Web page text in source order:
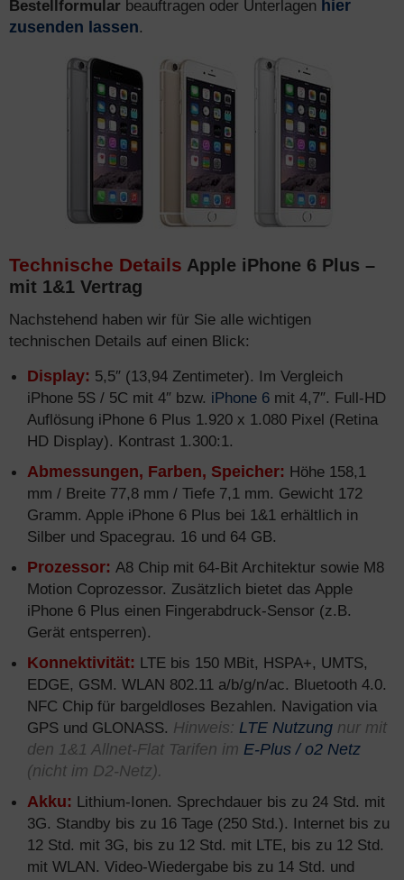
Bestellformular beauftragen oder Unterlagen hier
zusenden lassen.
Technische Details Apple iPhone 6 Plus –
mit 1&1 Vertrag
Nachstehend haben wir für Sie alle wichtigen
technischen Details auf einen Blick:
Display: 5,5″ (13,94 Zentimeter). Im Vergleich
iPhone 5S / 5C mit 4″ bzw. iPhone 6 mit 4,7″. Full-HD
Auflösung iPhone 6 Plus 1.920 x 1.080 Pixel (Retina
HD Display). Kontrast 1.300:1.
Abmessungen, Farben, Speicher: Höhe 158,1
mm / Breite 77,8 mm / Tiefe 7,1 mm. Gewicht 172
Gramm. Apple iPhone 6 Plus bei 1&1 erhältlich in
Silber und Spacegrau. 16 und 64 GB.
Prozessor: A8 Chip mit 64-Bit Architektur sowie M8
Motion Coprozessor. Zusätzlich bietet das Apple
iPhone 6 Plus einen Fingerabdruck-Sensor (z.B.
Gerät entsperren).
Konnektivität: LTE bis 150 MBit, HSPA+, UMTS,
EDGE, GSM. WLAN 802.11 a/b/g/n/ac. Bluetooth 4.0.
NFC Chip für bargeldloses Bezahlen. Navigation via
GPS und GLONASS. Hinweis: LTE Nutzung nur mit
den 1&1 Allnet-Flat Tarifen im E-Plus / o2 Netz
(nicht im D2-Netz).
Akku: Lithium-Ionen. Sprechdauer bis zu 24 Std. mit
3G. Standby bis zu 16 Tage (250 Std.). Internet bis zu
12 Std. mit 3G, bis zu 12 Std. mit LTE, bis zu 12 Std.
mit WLAN. Video-Wiedergabe bis zu 14 Std. und